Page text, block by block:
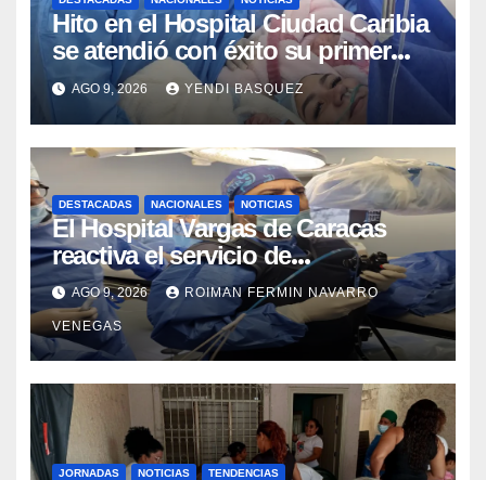
Hito en el Hospital Ciudad Caribia
se atendió con éxito su primer
parto gemelar
AGO 9, 2026 YENDI BASQUEZ
DESTACADAS NACIONALES NOTICIAS
El Hospital Vargas de Caracas
reactiva el servicio de
Colangiopancreatografía
Retrógrada Endoscópica para
beneficiar a cientos de pacientes
AGO 9, 2026 ROIMAN FERMIN NAVARRO
VENEGAS
JORNADAS NOTICIAS TENDENCIAS